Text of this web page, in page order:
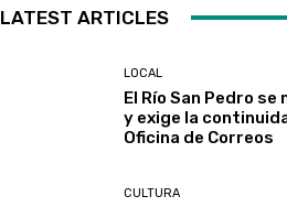
LATEST ARTICLES
LOCAL
El Río San Pedro se
y exige la
Oficina de Correos
CULTURA